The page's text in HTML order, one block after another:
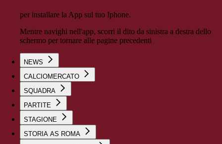
per installare la App sul tuo Iphone.
Mentre navighi nell'app, scorri il dito da sinistra a destra dello
schermo per tornare alle pagine precedenti
NEWS
CALCIOMERCATO
SQUADRA
PARTITE
STAGIONE
STORIA AS ROMA